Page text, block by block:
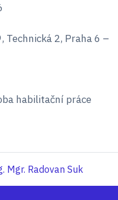
Technická 2, Praha 6 –
habilitační práce
Mgr. Radovan Suk